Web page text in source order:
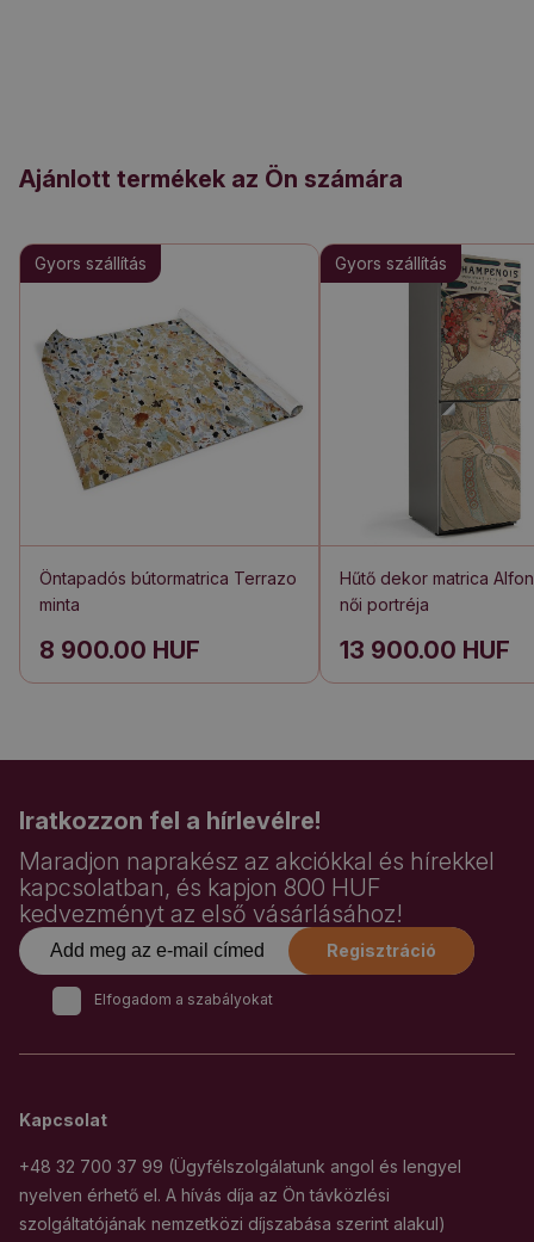
Ajánlott termékek az Ön számára
Gyors szállítás
Öntapadós bútormatrica Terrazo
minta
8 900.00 HUF
Gyors szállítás
Hűtő dekor matrica
női portréja
13 900.00 HUF
Iratkozzon fel a hírlevélre!
Maradjon naprakész az akciókkal és hírekkel
kapcsolatban, és kapjon 800 HUF
kedvezményt az első vásárlásához!
Regisztráció
Elfogadom a szabályokat
Kapcsolat
+48 32 700 37 99 (Ügyfélszolgálatunk angol és lengyel
nyelven érhető el. A hívás díja az Ön távközlési
szolgáltatójának nemzetközi díjszabása szerint alakul)